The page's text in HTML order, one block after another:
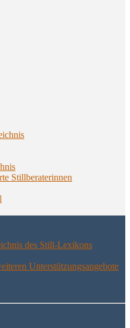
Stillberaterinnen
des Still-Lexikons
Unter­stüt­zungs­an­ge­bo­te